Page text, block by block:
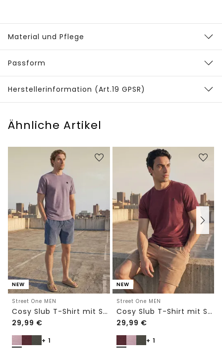
Material und Pflege
Passform
Herstellerinformation (Art.19 GPSR)
Ähnliche Artikel
NEW
Street One MEN
Cosy Slub T-Shirt mit Struktur
29,99 €
+ 1
NEW
Street One MEN
Cosy Slub T-Shirt mit Struktur
29,99 €
+ 1